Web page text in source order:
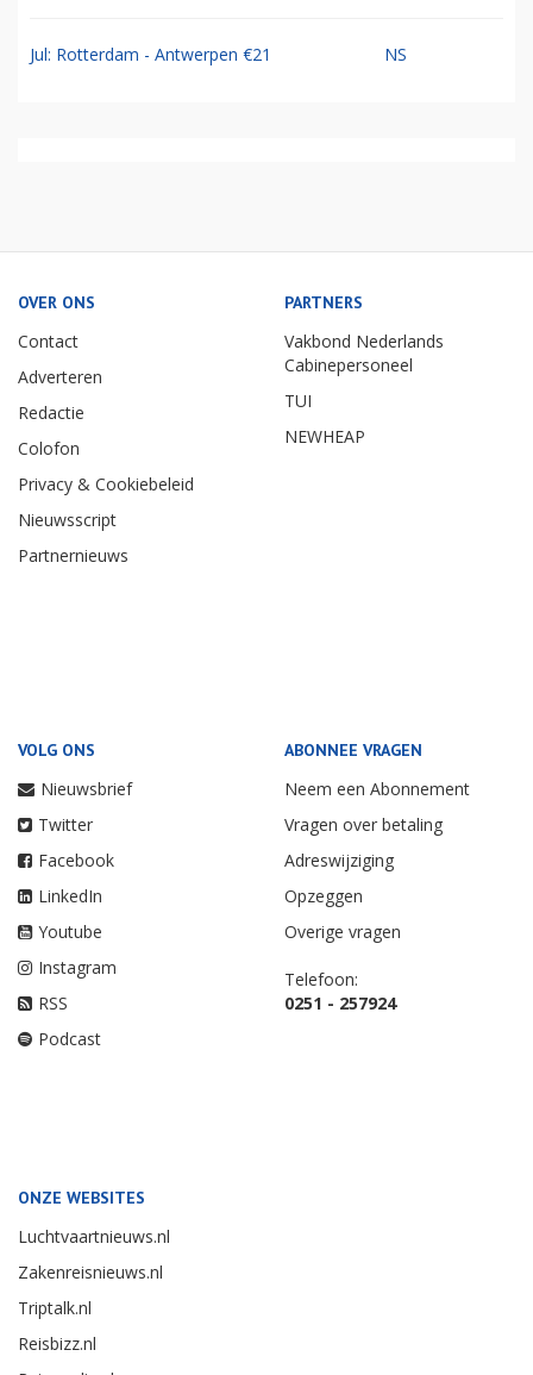
Jul: Rotterdam - Antwerpen €21 NS
OVER ONS
Contact
Adverteren
Redactie
Colofon
Privacy & Cookiebeleid
Nieuwsscript
Partnernieuws
PARTNERS
Vakbond Nederlands
Cabinepersoneel
TUI
NEWHEAP
VOLG ONS
Nieuwsbrief
Twitter
Facebook
LinkedIn
Youtube
Instagram
RSS
Podcast
ABONNEE VRAGEN
Neem een Abonnement
Vragen over betaling
Adreswijziging
Opzeggen
Overige vragen
Telefoon:
0251 - 257924
ONZE WEBSITES
Luchtvaartnieuws.nl
Zakenreisnieuws.nl
Triptalk.nl
Reisbizz.nl